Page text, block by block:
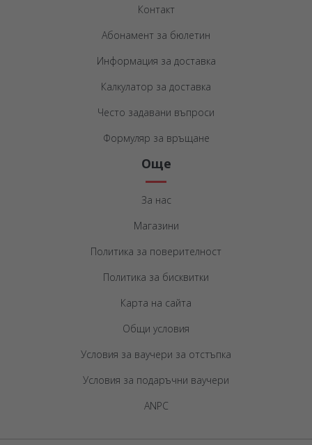
Контакт
Абонамент за бюлетин
Информация за доставка
Калкулатор за доставка
Често задавани въпроси
Формуляр за връщане
Още
За нас
Магазини
Политика за поверителност
Политика за бисквитки
Карта на сайта
Общи условия
Условия за ваучери за отстъпка
Условия за подаръчни ваучери
ANPC